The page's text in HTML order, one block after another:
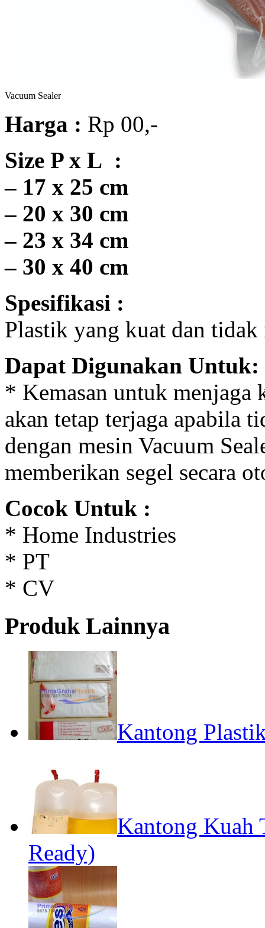
Vacuum Sealer
Harga : Rp 00,-
Size P x L :
– 17 x 25 cm
– 20 x 30 cm
– 23 x 34 cm
– 30 x 40 cm
Spesifikasi :
Plastik yang kuat dan
Dapat Digunakan Untuk:
* Kemasan untuk menjaga
akan tetap terjaga apabila
dengan mesin Vacuum
memberikan segel secara
Cocok Untuk :
* Home Industries
* PT
* CV
Produk Lainnya
Kantong
Kantong Kuah
Ready)